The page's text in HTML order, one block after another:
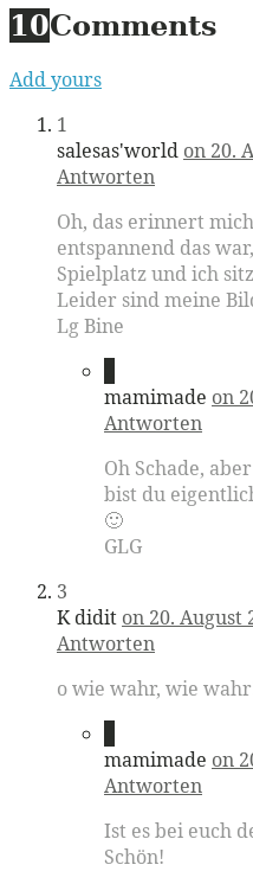
10Comments
Add yours
1
salesas'world on 20.
Antworten
Oh, das erinnert
entspannend das
Spielplatz und ich
Leider sind meine
Lg Bine
mamimade on
Antworten
Oh Schade,
bist du
🙂
GLG
3
K didit on 20. August
Antworten
o wie wahr, wie
mamimade on
Antworten
Ist es bei euch
Schön!